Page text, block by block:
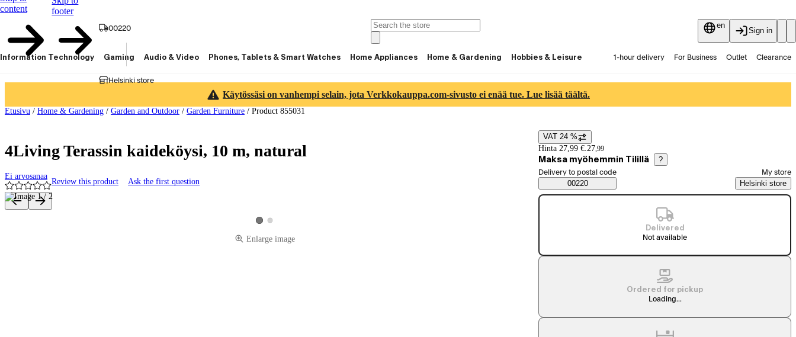
content
footer
00220
Helsinki store
en
Sign in
Information Technology Gaming Audio & Video Phones, Tablets & Smart Watches Home Appliances Home & Gardening Hobbies & Leisure 1-hour delivery For Business Outlet Clearance
Käytössäsi on vanhempi selain, jota Verkkokauppa.com-sivusto ei enää tue. Lue lisää täältä.
Etusivu / Home & Gardening / Garden and Outdoor / Garden Furniture / Product 855031
4Living Terassin kaideköysi, 10 m, natural
Ei arvosanaa
Review this product Ask the first question
Product images and videos
View product image 1
View product image 2
Enlarge image
Price details
VAT 24 %
Hinta 27,99 €. 27,99
Maksa myöhemmin Tilillä ?
Saatavuustiedot
Select order method
Delivery to postal code
00220
My store
Helsinki store
Delivered
Not available
Ordered for pickup
Loading...